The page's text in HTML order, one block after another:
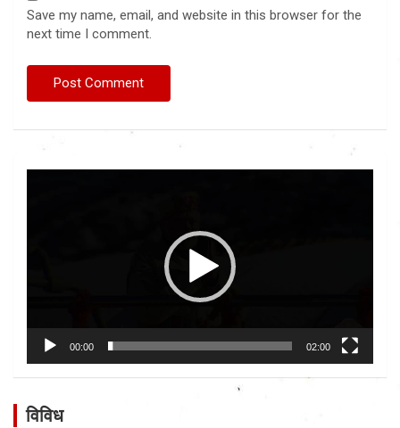
Save my name, email, and website in this browser for the
next time I comment.
00:00 02:00
विविध